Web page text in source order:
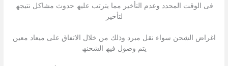
فى الوقت المحدد وعدم التأخیر مما یترتب علیھ حدوث مشاكل نتیجھ
لتأخیر
اغراض الشحن سواء نقل مبرد وذلك من خلال الاتفاق على میعاد معین
یتم وصول فیھ الشحنھ